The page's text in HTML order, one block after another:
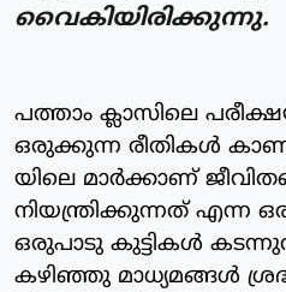
വൈകിയിരിക്കുന്നു.
പത്താം ക്ലാസിലെ
ഒരുക്കുന്ന രീതികൾ
യിലെ മാർക്കാണ്
നിയന്ത്രിക്കുന്നത് എന്ന
ഒരുപാടു കുട്ടികൾ
കഴിഞ്ഞു മാധ്യമങ്ങൾ